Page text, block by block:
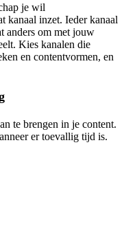
je wil
kanaal inzet. Ieder kanaal
anders om met jouw
Kies kanalen die
en contentvormen, en
te brengen in je content.
er toevallig tijd is.